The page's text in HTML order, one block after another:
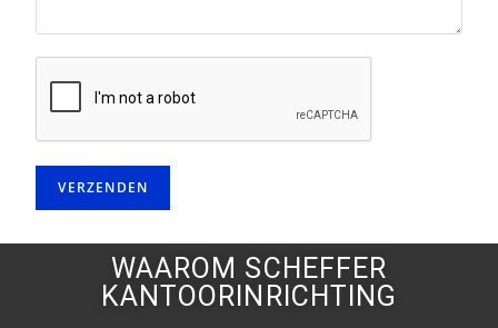
WAAROM SCHEFFER
KANTOORINRICHTING